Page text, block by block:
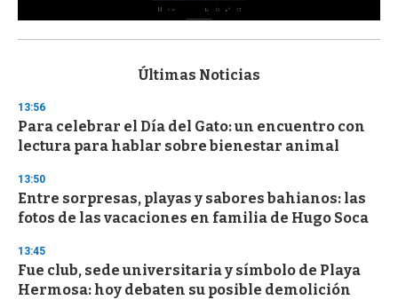
s
d
s
o
f
3
s
e
c
n
d
s
Últimas Noticias
13:56
Para celebrar el Día del Gato: un encuentro con
lectura para hablar sobre bienestar animal
13:50
Entre sorpresas, playas y sabores bahianos: las
fotos de las vacaciones en familia de Hugo Soca
13:45
Fue club, sede universitaria y símbolo de Playa
Hermosa: hoy debaten su posible demolición